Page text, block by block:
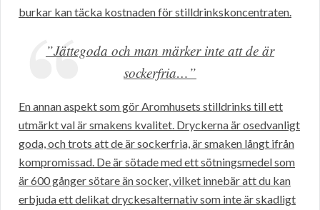
burkar kan täcka kostnaden för stilldrinkskoncentraten.
”Jättegoda och man märker inte att de är
sockerfria…”
En annan aspekt som gör Aromhusets stilldrinks till ett
utmärkt val är smakens kvalitet. Dryckerna är osedvanligt
goda, och trots att de är sockerfria, är smaken långt ifrån
kompromissad. De är sötade med ett sötningsmedel som
är 600 gånger sötare än socker, vilket innebär att du kan
erbjuda ett delikat dryckesalternativ som inte är skadligt